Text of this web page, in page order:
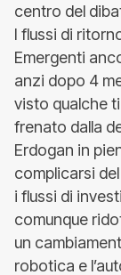
centro del
I flussi di
Emergenti
anzi dopo 4
visto qualche
frenato dalla
Erdogan in
complicarsi
i flussi di
comunque
un
robotica e